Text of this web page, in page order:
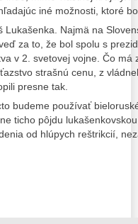
iné možnosti, ktoré
Najmä na
za to, že bol spolu s
v 2. svetovej vojne. Čo má
strašnú cenu, z
presne tak.
budeme používať
ticho pôjdu
od hlúpych reštrikcií,